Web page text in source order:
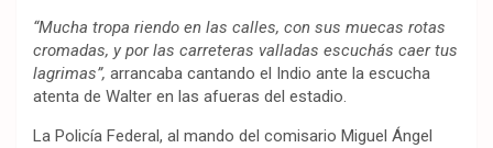
“Mucha tropa riendo en las calles, con sus muecas rotas
cromadas, y por las carreteras valladas escuchás caer tus
lagrimas”, arrancaba cantando el Indio ante la escucha
atenta de Walter en las afueras del estadio.
La Policía Federal, al mando del comisario Miguel Ángel